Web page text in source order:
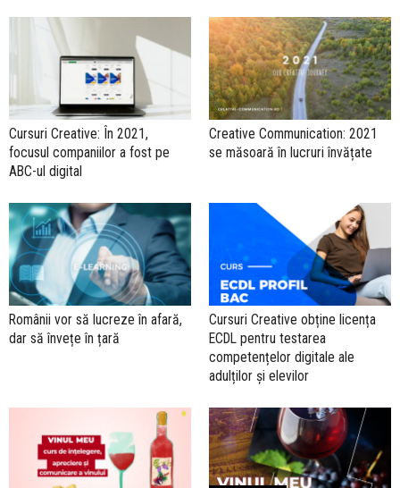
Cursuri Creative: În 2021,
focusul companiilor a fost pe
ABC-ul digital
Creative Communication: 2021
se măsoară în lucruri învățate
Românii vor să lucreze în afară,
dar să învețe în țară
Cursuri Creative obține licența
ECDL pentru testarea
competențelor digitale ale
adulților și elevilor